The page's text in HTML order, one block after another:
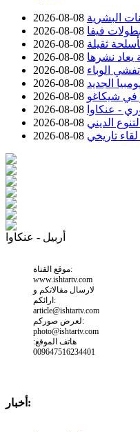
2026-08-08 البشرية
2026-08-08 فيفا
2026-08-08 ثقيلة
2026-08-08 يعاد نشرها
2026-08-08
2026-08-08 الجديد
2026-08-08 في شيكاغو
2026-08-08 - عنكاوا
2026-08-08 الديني
2026-08-08 تاريخي
أربيل - عنكاوا
موقع القناة:
www.ishtartv.com
لارسال مقالاتكم و
ارائكم:
article@ishtartv.com
لعرض صوركم:
photo@ishtartv.com
هاتف الموقع:
009647516234401
أخبار: